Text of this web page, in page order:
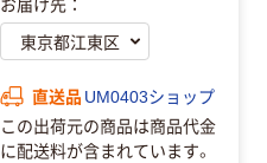
お届け先：
直送品 UM0403ショップ
この出荷元の商品は商品代金
に配送料が含まれています。